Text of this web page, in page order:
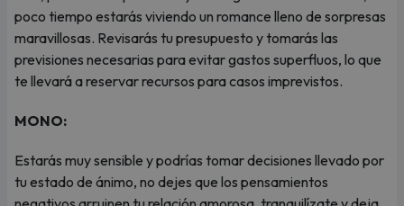
poco tiempo estarás viviendo un romance lleno de sorpresas
maravillosas. Revisarás tu presupuesto y tomarás las
previsiones necesarias para evitar gastos superfluos, lo que
te llevará a reservar recursos para casos imprevistos.
MONO:
Estarás muy sensible y podrías tomar decisiones llevado por
tu estado de ánimo, no dejes que los pensamientos